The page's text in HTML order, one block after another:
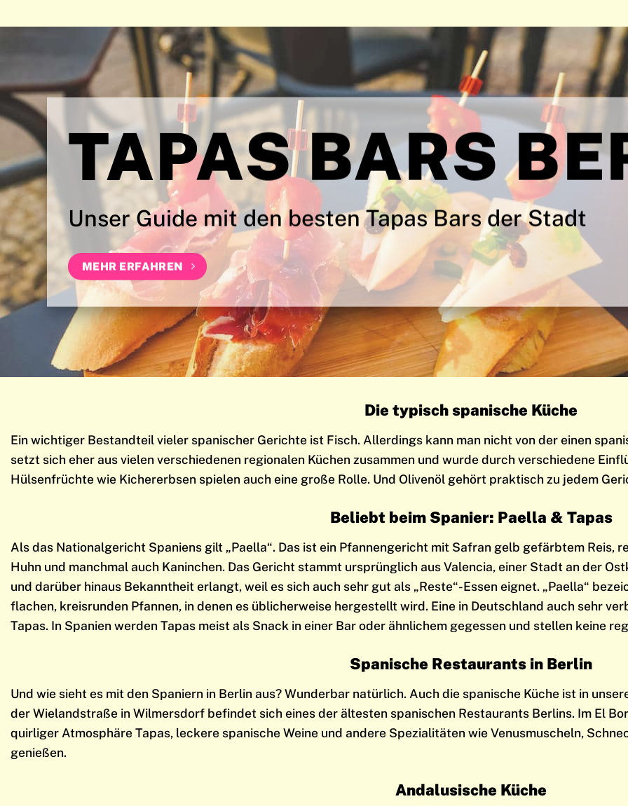
TAPAS BARS
Unser Guide mit den besten Tapas Bars der Stadt
MEHR ERFAHREN
Die typisch spanische Küche
Ein wichtiger Bestandteil vieler spanischer Gerichte ist Fisch. Allerdings kann man nicht von der einen
setzt sich eher aus vielen verschiedenen regionalen Küchen zusammen und wurde durch verschiedene
Hülsenfrüchte wie Kichererbsen spielen auch eine große Rolle. Und Olivenöl gehört praktisch zu jedem
Beliebt beim Spanier: Paella & Tapas
Als das Nationalgericht Spaniens gilt „Paella“. Das ist ein Pfannengericht mit Safran gelb gefärbtem Reis,
Huhn und manchmal auch Kaninchen. Das Gericht stammt ursprünglich aus Valencia, einer Stadt an der
und darüber hinaus Bekanntheit erlangt, weil es sich auch sehr gut als „Reste“-Essen eignet. „Paella“
flachen, kreisrunden Pfannen, in denen es üblicherweise hergestellt wird. Eine in Deutschland auch sehr
Tapas. In Spanien werden Tapas meist als Snack in einer Bar oder ähnlichem gegessen und stellen keine
Spanische Restaurants in Berlin
Und wie sieht es mit den Spaniern in Berlin aus? Wunderbar natürlich. Auch die spanische Küche ist in
der Wielandstraße in Wilmersdorf befindet sich eines der ältesten spanischen Restaurants Berlins. Im El
quirliger Atmosphäre Tapas, leckere spanische Weine und andere Spezialitäten wie Venusmuscheln,
genießen.
Andalusische Küche